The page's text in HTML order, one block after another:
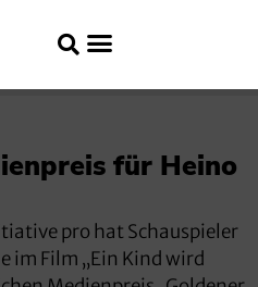
für Heino
pro hat Schauspieler
im Film „Ein Kind wird